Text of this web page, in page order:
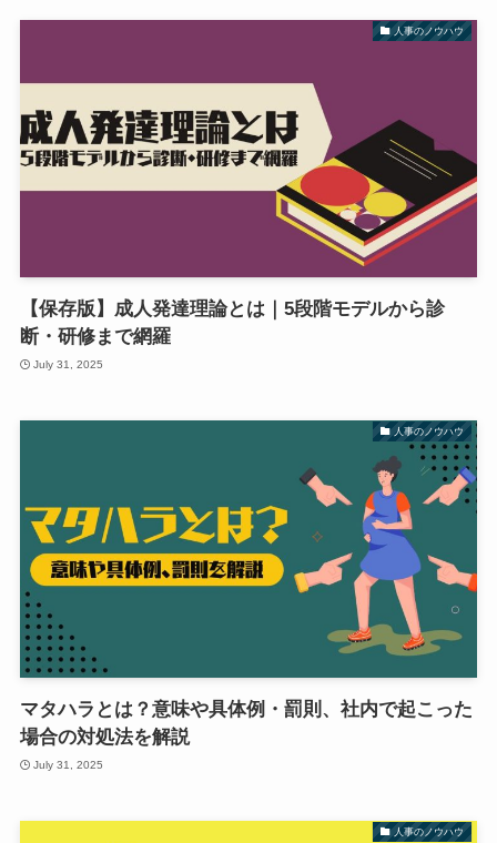
人事のノウハウ
【保存版】成人発達理論とは｜5段階モデルから診
断・研修まで網羅
July 31, 2025
人事のノウハウ
マタハラとは？意味や具体例・罰則、社内で起こった
場合の対処法を解説
July 31, 2025
人事のノウハウ